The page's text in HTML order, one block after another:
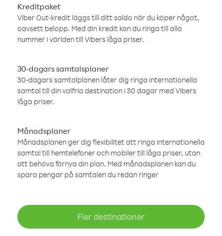
Kreditpaket
Viber Out-kredit läggs till ditt saldo när du köper något,
oavsett belopp. Med din kredit kan du ringa till alla
nummer i världen till Vibers låga priser.
30-dagars samtalsplaner
30-dagars samtalplanen låter dig ringa internationella
samtal till din valfria destination i 30 dagar med Vibers
låga priser.
Månadsplaner
Månadsplanen ger dig flexibilitet att ringa internationella
samtal till hemtelefoner och mobiler till låga priser, utan
att behöva förnya din plan. Med månadsplanen kan du
spara pengar på samtalen du redan ringer
Fler destinationer